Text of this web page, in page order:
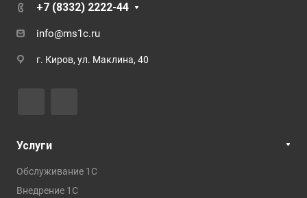
+7 (8332) 2222-44
info@ms1c.ru
г. Киров, ул. Маклина, 40
Услуги
Обслуживание 1С
Внедрение 1С